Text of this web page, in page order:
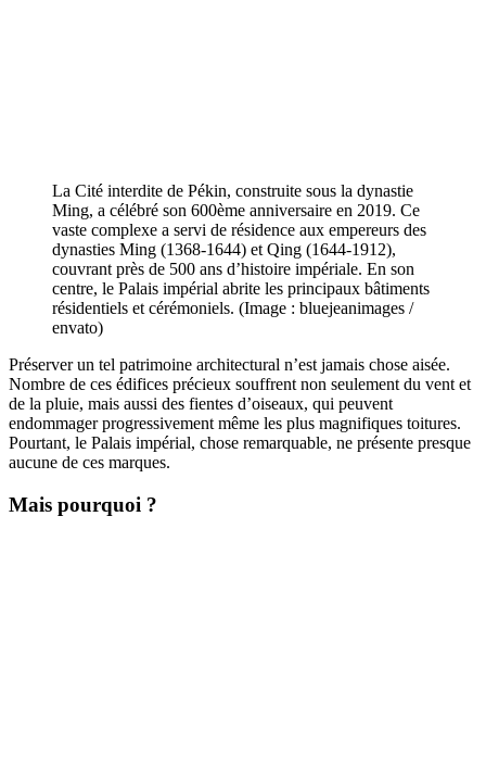
La Cité interdite de Pékin, construite sous la dynastie
Ming, a célébré son 600ème anniversaire en 2019. Ce
vaste complexe a servi de résidence aux empereurs des
dynasties Ming (1368-1644) et Qing (1644-1912),
couvrant près de 500 ans d’histoire impériale. En son
centre, le Palais impérial abrite les principaux bâtiments
résidentiels et cérémoniels. (Image : bluejeanimages /
envato)
Préserver un tel patrimoine architectural n’est jamais chose aisée.
Nombre de ces édifices précieux souffrent non seulement du vent et
de la pluie, mais aussi des fientes d’oiseaux, qui peuvent
endommager progressivement même les plus magnifiques toitures.
Pourtant, le Palais impérial, chose remarquable, ne présente presque
aucune de ces marques.
Mais pourquoi ?